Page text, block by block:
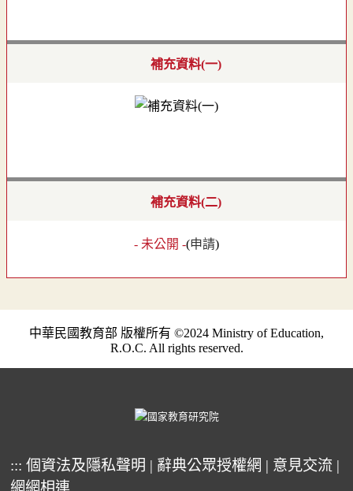
補充資料(一)
補充資料(二)
- 未公開 -(申請)
中華民國教育部 版權所有 ©2024 Ministry of Education,
R.O.C. All rights reserved.
::: 個資法及隱私聲明 | 辭典公眾授權網 | 意見交流 |
網網相連